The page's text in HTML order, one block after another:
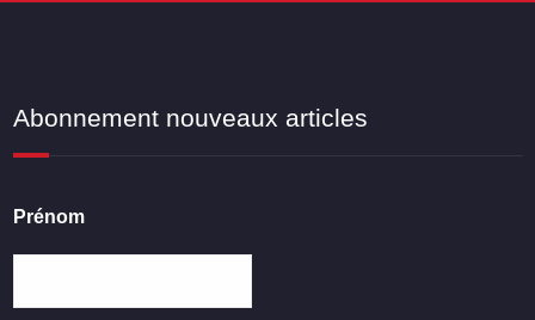
Abonnement nouveaux articles
Prénom